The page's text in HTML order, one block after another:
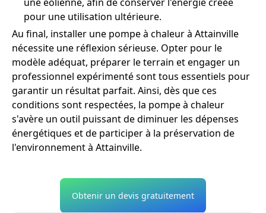
pour une utilisation ultérieure.
Au final, installer une pompe à chaleur à Attainville
nécessite une réflexion sérieuse. Opter pour le
modèle adéquat, préparer le terrain et engager un
professionnel expérimenté sont tous essentiels pour
garantir un résultat parfait. Ainsi, dès que ces
conditions sont respectées, la pompe à chaleur
s'avère un outil puissant de diminuer les dépenses
énergétiques et de participer à la préservation de
l'environnement à Attainville.
Obtenir un devis gratuitement